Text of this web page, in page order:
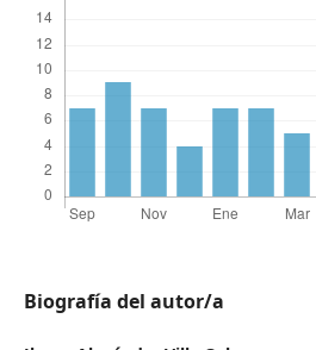
Biografía del autor/a